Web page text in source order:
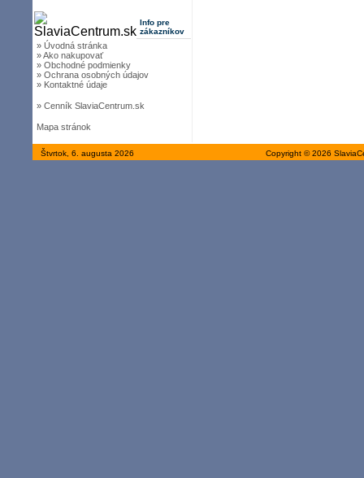
Info pre
zákazníkov
» Úvodná stránka
» Ako nakupovať
» Obchodné podmienky
» Ochrana osobných údajov
» Kontaktné údaje
» Cenník SlaviaCentrum.sk
Mapa stránok
Štvrtok, 6. augusta 2026 Copyright © 2026